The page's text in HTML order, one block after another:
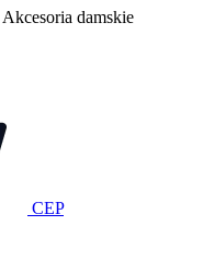
Akcesoria damskie
CEP